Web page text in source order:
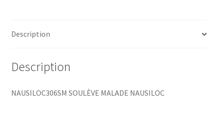
Description
Description
NAUSILOC306SM SOULÈVE MALADE NAUSILOC